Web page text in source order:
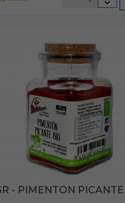
- PIMENTON